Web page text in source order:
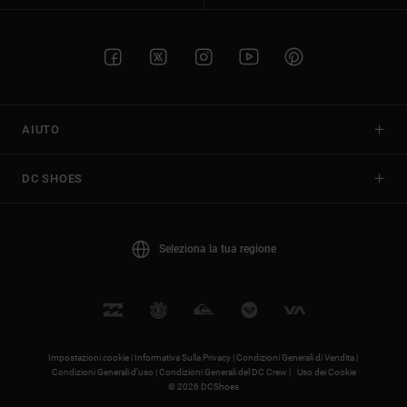
AIUTO
DC SHOES
Seleziona la tua regione
Impostazioni cookie | Informativa Sulla Privacy |Condizioni Generali di Vendita |
Condizioni Generali d’uso |Condizioni Generali del DC Crew |
Uso dei Cookie
© 2026 DCShoes